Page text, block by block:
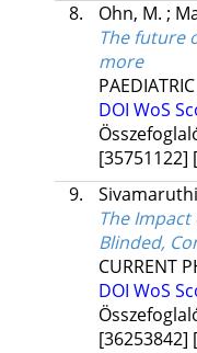
8.
Ohn, M. ;
The future
more
DOI WoS
[35751122]
9.
The
Blinded,
CURRENT
DOI WoS
[36253842]